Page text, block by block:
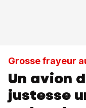
Grosse frayeur
Un avion
justesse